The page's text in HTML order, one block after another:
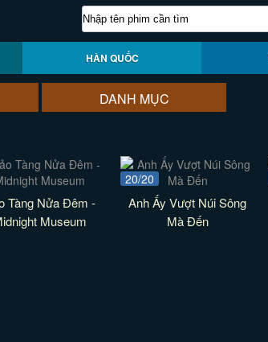
HÀN QUỐC
DANH MỤC
Tàng Nửa Đêm -
Museum
20/20
Anh Ấy Vượt Núi Sông
Mà Đến